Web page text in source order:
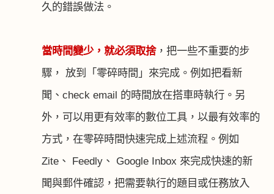
久的錯誤做法。
當時間變少，就必須取捨，把一些不重要的步
驟， 放到「零碎時間」來完成。例如把看新
聞、 check email 的時間放在搭車時執行。另
外，可以用更有效率的數位工具，以最有效率的
方式，在零碎時間快速完成上述流程。例如
Zite 、 Feedly 、 Google Inbox 來完成快速的新
聞與郵件確認，把需要執行的題目或任務放入